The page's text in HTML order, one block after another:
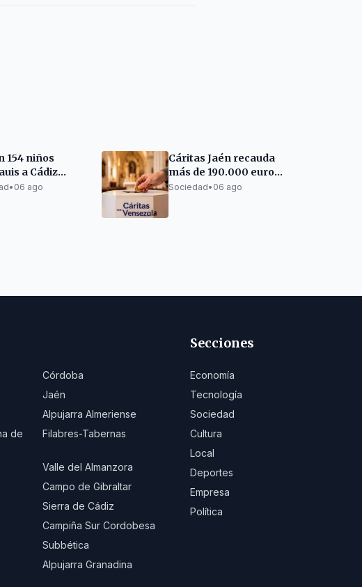
154 niños
a Cádiz
del programa
• 06 ago
Cáritas Jaén recauda
más de 190.000 euros
para Venezuela
Sociedad• 06 ago
Córdoba
Jaén
Alpujarra Almeriense
de
Filabres-Tabernas
Valle del Almanzora
Campo de Gibraltar
Sierra de Cádiz
Campiña Sur Cordobesa
Subbética
Alpujarra Granadina
Secciones
Economía
Tecnología
Sociedad
Cultura
Local
Deportes
Empresa
Política